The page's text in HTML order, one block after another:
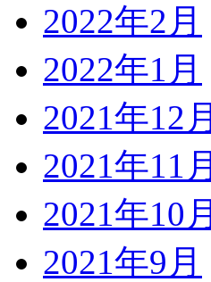
2022年2月
2022年1月
2021年12月
2021年11月
2021年10月
2021年9月